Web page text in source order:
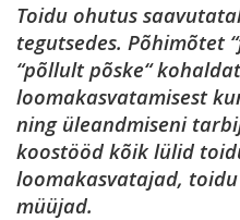
Toidu ohutus
tegutsedes. Põhimõtet
“põllult põske“
loomakasvatamisest
ning üleandmiseni
koostööd kõik lülid
loomakasvatajad,
müüjad.